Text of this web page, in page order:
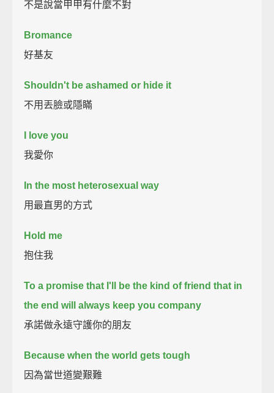
不是說當甲甲有什麼不對
Bromance
好基友
Shouldn't be ashamed or hide it
不用丟臉或隱瞞
I love you
我愛你
In the most heterosexual way
用最直男的方式
Hold me
抱住我
To a promise that I'll be the kind of friend that in
the end will always keep you company
承諾做永遠守護你的朋友
Because when the world gets tough
因為當世道變艱難